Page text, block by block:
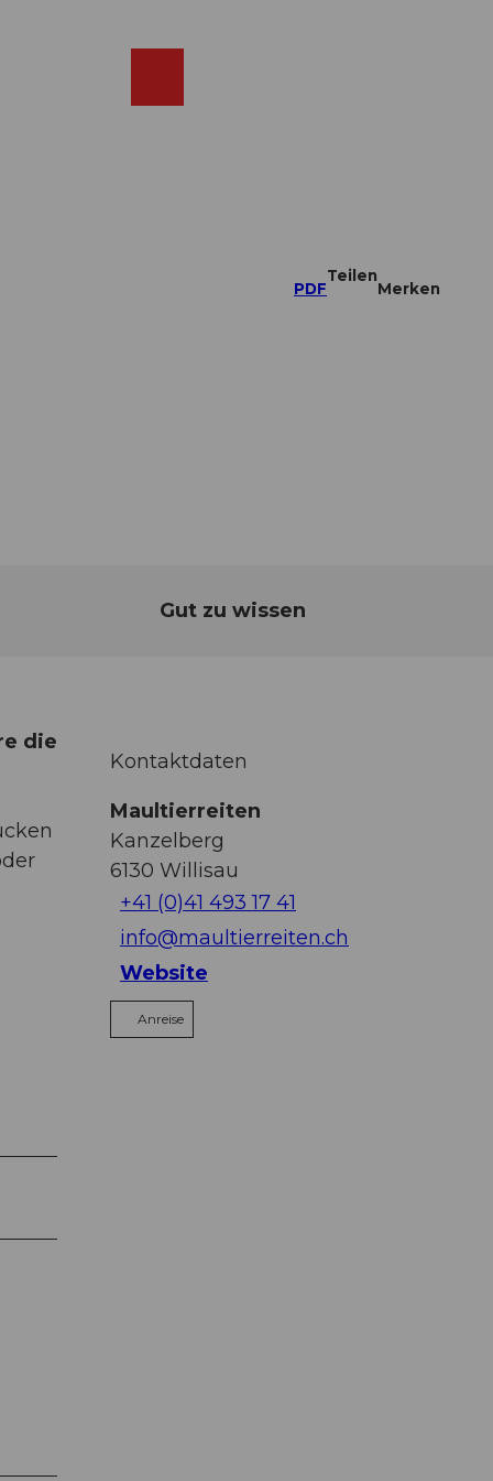
PDF
Teilen
Merken
Gut zu wissen
die
Kontaktdaten
Maultierreiten
Kanzelberg
6130 Willisau
+41 (0)41 493 17 41
info@maultierreiten.ch
Website
Anreise